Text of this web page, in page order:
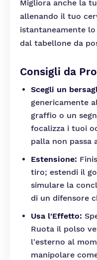
Migliora anche la
allenando il tuo
istantaneamente
dal tabellone da
Consigli da Pro
Scegli un
genericamente
graffio o un
focalizza i tuoi
palla non passa
Estensione:
tiro; estendi il
simulare la
di un difensore
Usa l'Effetto:
Ruota il polso
l'esterno al
manipolare